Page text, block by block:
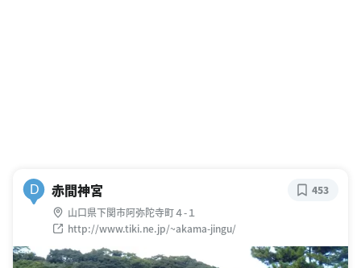
D 赤間神宮
山口県下関市阿弥陀寺町４-１
http://www.tiki.ne.jp/~akama-jingu/
453